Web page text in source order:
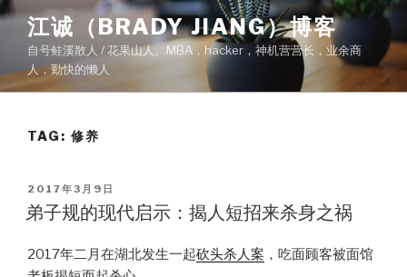
Skip
content
江诚（BRADY JIANG）博客
自号鲑溪散人 / 花果山人。MBA，hacker，神机营营长，业余商
人，勤快的懒人
TAG: 修养
POSTED
ON
2017年3月9日
弟子规的现代启示：揭人短招来杀身之祸
2017年二月在湖北发生一起砍头杀人案 ，吃面顾客被面馆